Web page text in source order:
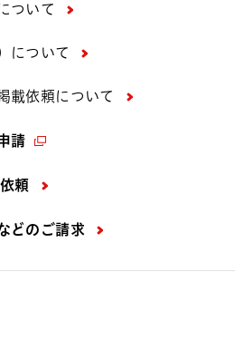
ついて
について
載依頼について
請
頼
どの ご請求